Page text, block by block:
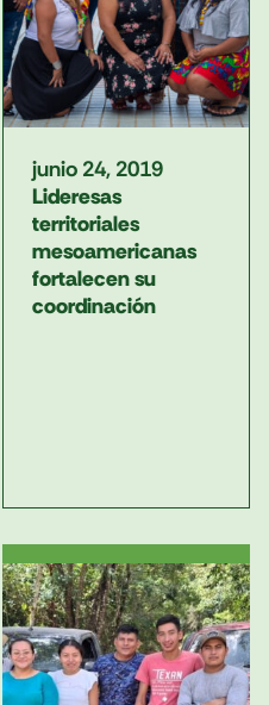
junio 24, 2019
Lideresas
territoriales
mesoamericanas
fortalecen su
coordinación